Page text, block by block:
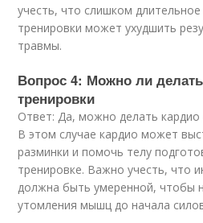
учесть, что слишком
тренировки может ухудшить
травмы.
Вопрос 4: Можно ли
тренировки
Ответ: Да, можно делать кардио
В этом случае кардио может
разминки и помочь телу
тренировке. Важно учесть, что
должна быть умеренной, чтобы
утомления мышц до начала